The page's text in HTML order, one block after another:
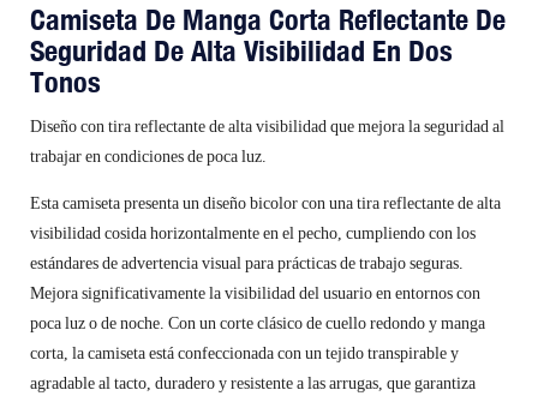
Camiseta De Manga Corta Reflectante De
Seguridad De Alta Visibilidad En Dos
Tonos
Diseño con tira reflectante de alta visibilidad que mejora la seguridad al
trabajar en condiciones de poca luz.
Esta camiseta presenta un diseño bicolor con una tira reflectante de alta
visibilidad cosida horizontalmente en el pecho, cumpliendo con los
estándares de advertencia visual para prácticas de trabajo seguras.
Mejora significativamente la visibilidad del usuario en entornos con
poca luz o de noche. Con un corte clásico de cuello redondo y manga
corta, la camiseta está confeccionada con un tejido transpirable y
agradable al tacto, duradero y resistente a las arrugas, que garantiza